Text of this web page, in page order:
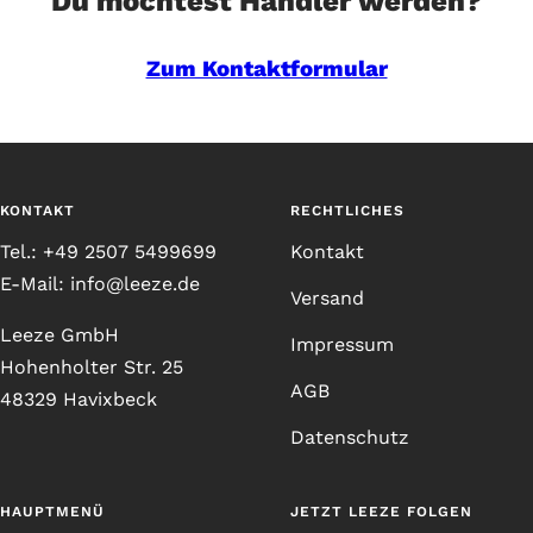
Zum Kontaktformular
KONTAKT
Tel.: +49 2507 5499699
E-Mail: info@leeze.de
Leeze GmbH
Hohenholter Str. 25
48329 Havixbeck
RECHTLICHES
Kontakt
Versand
Impressum
AGB
Datenschutz
HAUPTMENÜ JETZT LEEZE FOLGEN